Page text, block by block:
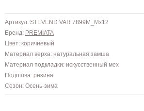
Артикул: STEVEND VAR 7899M_Мз12
Бренд: PREMIATA
Цвет: коричневый
Материал верха: натуральная замша
Материал подкладки: искусственный мех
Подошва: резина
Сезон: Осень-зима